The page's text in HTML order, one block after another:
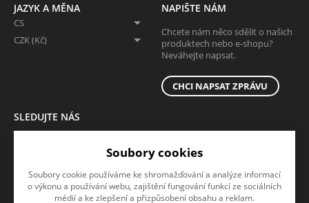
JAZYK A MĚNA
CS
CZK (Kč)
NAPIŠTE NÁM
Chcete nám něco sdělit o našich
produktech nebo e-shopu?
Neváhejte napsat.
CHCI NAPSAT ZPRÁVU
SLEDUJTE NÁS
Soubory cookies
Soubory cookie používáme ke shromažďování a analýze informací
o výkonu a používání webu, zajištění fungování funkcí ze sociálních
médií a ke zlepšení a přizpůsobení obsahu a reklam.